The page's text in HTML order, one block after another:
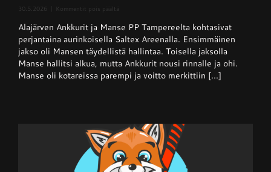
30.5.2026 Kommentit pois päältä
–
Ankkurit
nappasi
pisteen
hallitsevalta
mestarilta
Alajärven Ankkurit ja Manse PP Tampereelta kohtasivat
perjantaina aurinkoisella Saltex Areenalla. Ensimmäinen
jakso oli Mansen täydellistä hallintaa. Toisella jaksolla
Manse hallitsi alkua, mutta Ankkurit nousi rinnalle ja ohi.
Manse oli kotareissa parempi ja voitto merkittiin [...]